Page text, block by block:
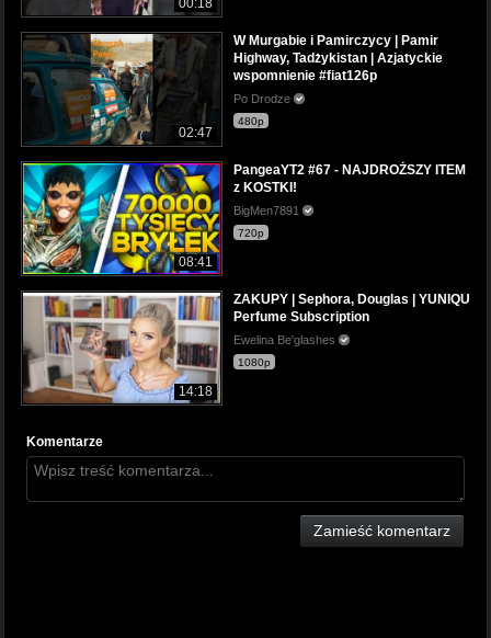
00:18
02:47
W Murgabie i Pamirczycy | Pamir
Highway, Tadżykistan | Azjatyckie
wspomnienie #fiat126p
Po Drodze
480p
08:41
PangeaYT2 #67 - NAJDROŻSZY ITEM
z KOSTKI!
BigMen7891
720p
14:18
ZAKUPY | Sephora, Douglas | YUNIQU
Perfume Subscription
Ewelina Be'glashes
1080p
Komentarze
Zamieść komentarz